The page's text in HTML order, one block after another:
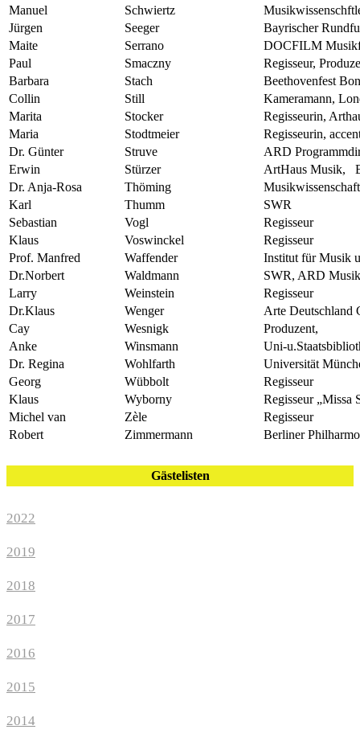
Manuel
Schwiertz
Jürgen
Seeger
Bayrischer
Maite
Serrano
DOCFILM
Paul
Smaczny
Regisseur,
Barbara
Stach
Beethovenfest
Collin
Still
Kameramann,
Marita
Stocker
Regisseurin,
Maria
Stodtmeier
Regisseurin,
Dr. Günter
Struve
ARD
Erwin
Stürzer
ArtHaus Musik,
Dr. Anja-Rosa
Thöming
Karl
Thumm
SWR
Sebastian
Vogl
Regisseur
Klaus
Voswinckel
Regisseur
Prof. Manfred
Waffender
Institut für Musik
Dr.Norbert
Waldmann
SWR, ARD
Larry
Weinstein
Regisseur
Dr.Klaus
Wenger
Arte Deutschland
Cay
Wesnigk
Produzent,
Anke
Winsmann
Uni-
Dr. Regina
Wohlfarth
Universität
Georg
Wübbolt
Regisseur
Klaus
Wyborny
Regisseur „Missa
Michel van
Zèle
Regisseur
Robert
Zimmermann Berliner
Gästelisten
2022
2019
2018
2017
2016
2015
2014